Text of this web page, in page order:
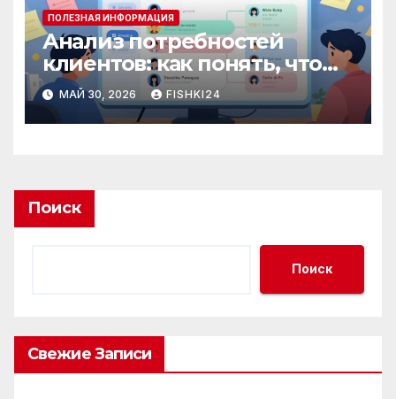
ПОЛЕЗНАЯ ИНФОРМАЦИЯ
Анализ потребностей
клиентов: как понять, что
действительно важно
аудитории
МАЙ 30, 2026 FISHKI24
Поиск
Поиск
Свежие Записи